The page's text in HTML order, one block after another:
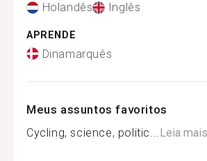
Holandês Inglês
APRENDE
Dinamarquês
Meus assuntos favoritos
Cycling, science, politic... Leia mais